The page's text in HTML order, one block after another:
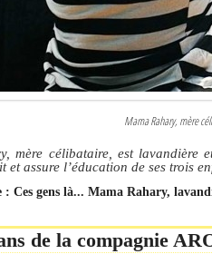
Mama Rahary, mère
mère célibataire, est lavandière
et assure l’éducation de ses trois
Ces gens là... Mama Rahary,
de la compagnie